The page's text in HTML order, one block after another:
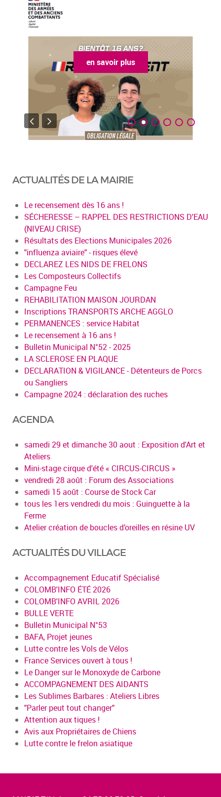
en savoir plus
ACTUALITÉS DE LA MAIRIE
Le recensement dès 16 ans !
SÉCHERESSE – RAPPEL DES RESTRICTIONS D'EAU
(NIVEAU CRISE)
Résultats des Elections Municipales 2026
"influenza aviaire" - risques élevé
DECLAREZ LES NIDS DE FRELONS
Les Composteurs Collectifs
Campagne Feu
REHABILITATION MAISON JOURDAN
Inscriptions TRANSPORTS ARCHE AGGLO
PERMANENCES : service Habitat
Le recensement à 16 ans !
Bulletin Municipal N°52 - 2025
LA SCLEROSE EN PLAQUE
DECLARATION & VIGILANCE - Détenteurs de Porcs
ou Sangliers
Campagne 2024 : déclaration des ruches
AGENDA
samedi 29 et dimanche 30 aout : Exposition d'Art et
Ateliers
Mini-stage cirque d'été « CIRCUS-CIRCUS »
vendredi 28 août : Forum des Associations
samedi 15 août : Course de Stock Car
tous les 1ers vendredi du mois : Guinguette à la
Ferme
Atelier création de boucles d’oreilles en résine UV
ACTUALITÉS DU VILLAGE
Accompagnement Educatif Spécialisé
COLOMB'INFO ÉTÉ 2026
COLOMB'INFO AVRIL 2026
BULLE VERTE
Bulletin Municipal N°53
BAFA, Projet jeunes
Lutte contre les Vols de Vélos
France Services ouvert à tous !
Le Danger sur le Monoxyde de Carbone
ACCOMPAGNEMENT DES AIDANTS
Les Sublimes Barbares : Ateliers Libres
"Parler peut tout changer"
Attention aux tiques !
Avis aux Propriétaires de Chiens
Lutte contre le frelon asiatique